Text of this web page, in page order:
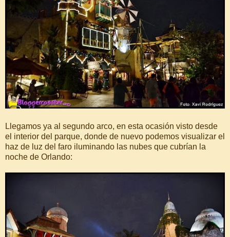
Llegamos ya al segundo arco, en esta ocasión visto desde
el interior del parque, donde de nuevo podemos visualizar el
haz de luz del faro iluminando las nubes que cubrían la
noche de Orlando: